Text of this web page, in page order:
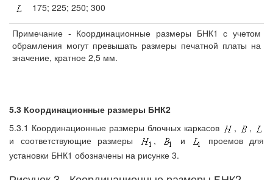
175; 225; 250; 300
Примечание - Координационные размеры БНК1 с учетом
обрамления могут превышать размеры печатной платы на
значение, кратное 2,5 мм.
5.3 Координационные размеры БНК2
5.3.1 Координационные размеры блочных каркасов
,
,
и соответствующие размеры
, и
проемов для
установки БНК1 обозначены на рисунке 3.